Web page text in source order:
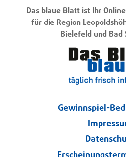
Das blaue Blatt ist Ihr
für die Region
Bielefeld und Bad
Gewinnspiel-